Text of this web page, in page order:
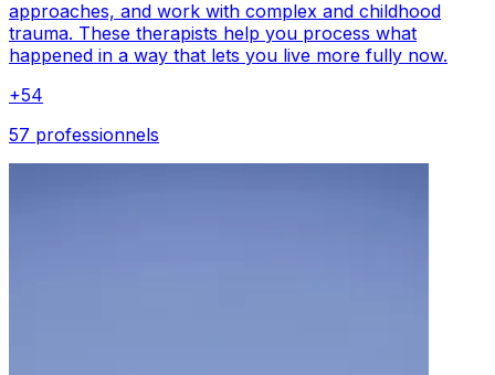
approaches, and work with complex and childhood
trauma. These therapists help you process what
happened in a way that lets you live more fully now.
+54
57 professionnels